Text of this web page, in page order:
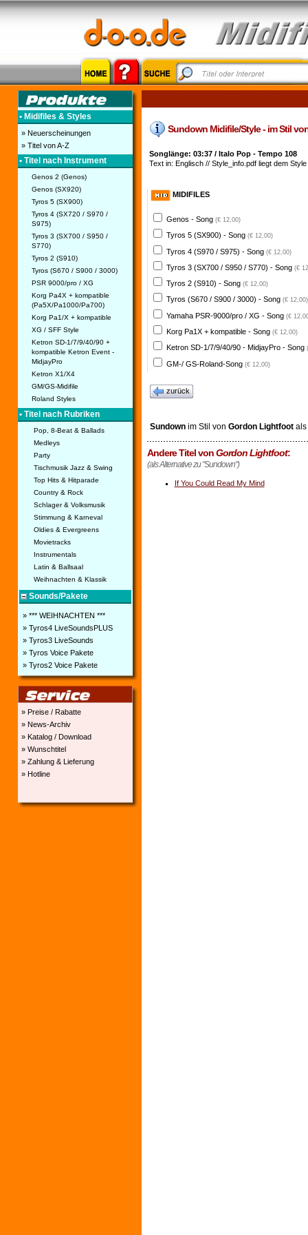
• Midifiles & Styles
» Neuerscheinungen
» Titel von A-Z
• Titel nach Instrument
Genos 2 (Genos)
Genos (SX920)
Tyros 5 (SX900)
Tyros 4 (SX720 / S970 /
S975)
Tyros 3 (SX700 / S950 /
S770)
Tyros 2 (S910)
Tyros (S670 / S900 / 3000)
PSR 9000/pro / XG
Korg Pa4X + kompatible
(Pa5X/Pa1000/Pa700)
Korg Pa1/X + kompatible
XG / SFF Style
Ketron SD-1/7/9/40/90 +
kompatible Ketron Event -
MidjayPro
Ketron X1/X4
GM/GS-Midifile
Roland Styles
• Titel nach Rubriken
Pop, 8-Beat & Ballads
Medleys
Party
Tischmusik Jazz & Swing
Top Hits & Hitparade
Country & Rock
Schlager & Volksmusik
Stimmung & Karneval
Oldies & Evergreens
Movietracks
Instrumentals
Latin & Ballsaal
Weihnachten & Klassik
Sounds/Pakete
» *** WEIHNACHTEN ***
» Tyros4 LiveSoundsPLUS
» Tyros3 LiveSounds
» Tyros Voice Pakete
» Tyros2 Voice Pakete
» Preise / Rabatte
» News-Archiv
» Katalog / Download
» Wunschtitel
» Zahlung & Lieferung
» Hotline
Sundown Midifile/Style - im Stil
Songlänge: 03:37 / Italo Pop - Tempo 108
Text in: Englisch // Style_info.pdf liegt dem
MIDIFILES
Genos - Song (€ 12,00)
Tyros 5 (SX900) - Song (€ 12,00)
Tyros 4 (S970 / S975) - Song (€ 12,00)
Tyros 3 (SX700 / S950 / S770) - Song (€
Tyros 2 (S910) - Song (€ 12,00)
Tyros (S670 / S900 / 3000) - Song (€ 12,00)
Yamaha PSR-9000/pro / XG - Song (€
Korg Pa1X + kompatible - Song (€ 12,00)
Ketron SD-1/7/9/40/90 - MidjayPro - Song
GM-/ GS-Roland-Song (€ 12,00)
zurück
Sundownim Stil von Gordon Lightfootals
Andere Titel vonGordon Lightfoot:
(als Alternative zu "Sundown")
If You Could Read My Mind